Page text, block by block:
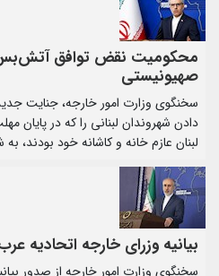
محکومیت نقض توافق
صهیونیستی
سخنگوی وزارت امور خارجه، جنایت
دادن شهروندان لبنانی را که در پایان
لبنان عازم خانه و کاشانه خود بودند،
بیانیه وزرای خارجه اتحادیه
سخنگوی وزارت امور خارجه از صدور